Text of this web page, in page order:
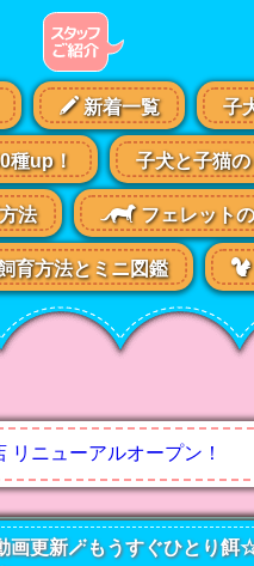
新着一覧 子
種up！ 子犬と子猫の
法 フェレット
育方法とミニ図鑑
リニューアルオープン！
画更新🪄もうすぐひとり餌‪☆